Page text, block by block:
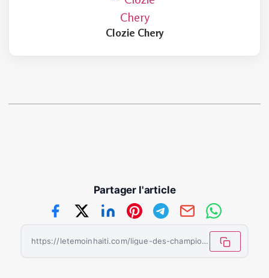
Clozie Chery
Partager l'article
https://letemoinhaiti.com/ligue-des-champions-une-premiere-journee-riche-en-emotions-et-grandes-performances/